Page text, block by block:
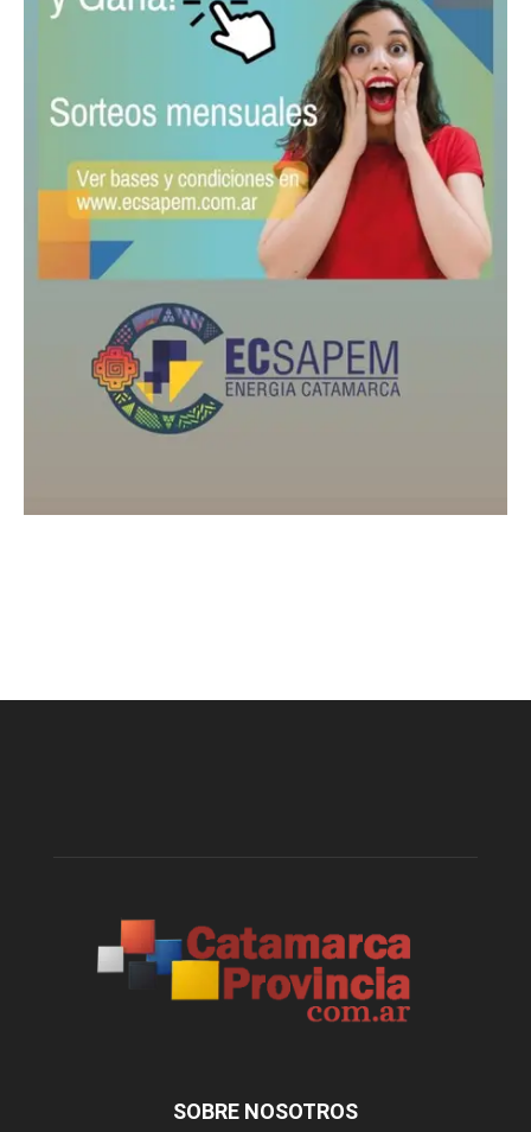
SOBRE NOSOTROS